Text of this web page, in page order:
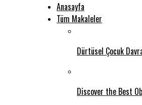
Anasayfa
Tüm Makaleler
Dürtüsel Çocuk
Discover the Best